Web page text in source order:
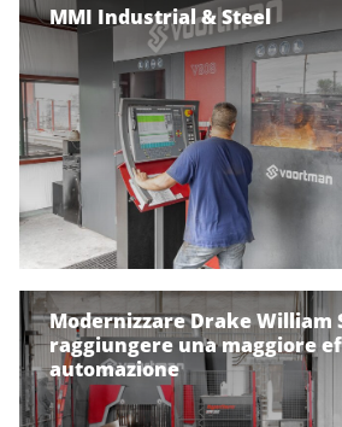
MMI Industrial & Steel
Modernizzare Drake William
raggiungere una maggiore
automazione